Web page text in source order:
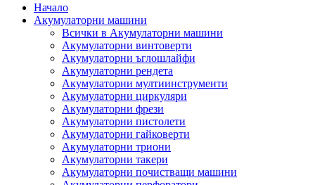
Начало
Акумулаторни машини
Всички в Акумулаторни машини
Акумулаторни винтоверти
Акумулаторни ъглошлайфи
Акумулаторни рендета
Акумулаторни мултиинструменти
Акумулаторни циркуляри
Акумулаторни фрези
Акумулаторни пистолети
Акумулаторни гайковерти
Акумулаторни триони
Акумулаторни такери
Акумулаторни почистващи машини